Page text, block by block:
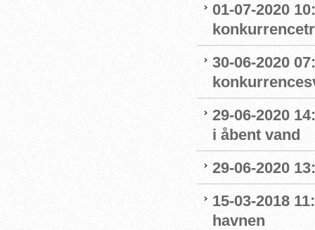
01-07-2020
30-06-2020
29-06-2020
i åbent vand
29-06-2020
15-03-2018
havnen